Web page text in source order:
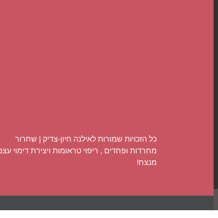
כל הזכויות שמורות לאילנה חיון-צדיק | שחרור
מחרדות ופחדים , ריפוי טראומות ויצירת דימוי
מנצח!